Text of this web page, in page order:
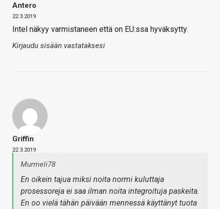
Antero
22.3.2019
Intel näkyy varmistaneen että on EU:ssa hyväksytty.
Kirjaudu sisään vastataksesi
Griffin
22.3.2019
Murmeli78
En oikein tajua miksi noita normi kuluttaja
prosessoreja ei saa ilman noita integroituja paskeita.
En oo vielä tähän päivään mennessä käyttänyt tuota